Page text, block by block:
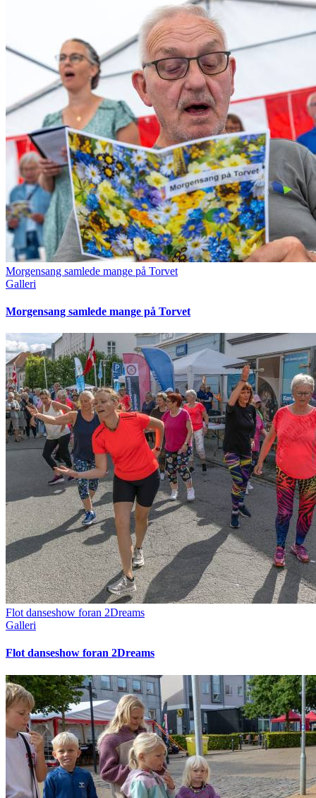
Morgensang samlede mange på Torvet
Galleri
Morgensang samlede mange på Torvet
Flot danseshow foran 2Dreams
Galleri
Flot danseshow foran 2Dreams